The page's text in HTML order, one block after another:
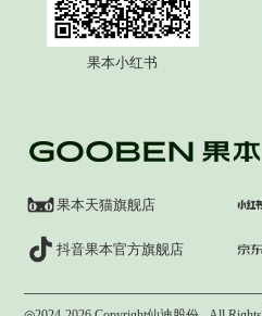
果本小红书
果本天猫旗舰店
抖音果本官方旗舰店